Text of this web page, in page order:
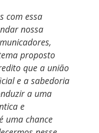
com essa
nossa
proposto
que a união
e a sabedoria
a uma
e
uma chance